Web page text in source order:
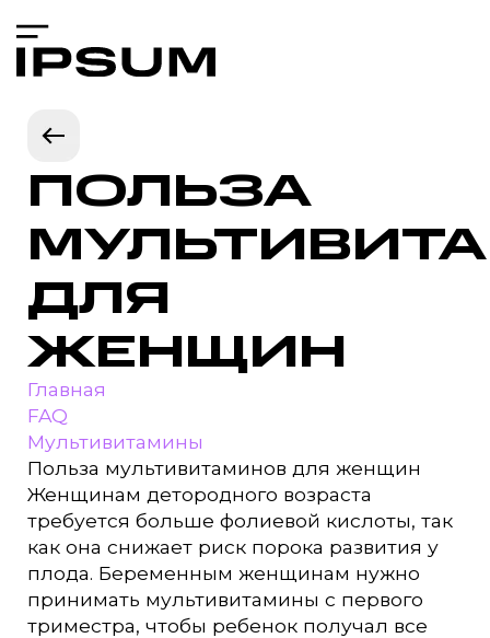
ПОЛЬЗА
ДЛЯ
ЖЕНЩИН
Главная
FAQ
Мультивитамины
Польза мультивитаминов для женщин
Женщинам детородного возраста
требуется больше фолиевой кислоты, так
как она снижает риск порока развития у
плода. Беременным женщинам нужно
принимать мультивитамины с первого
триместра, чтобы ребенок получал все